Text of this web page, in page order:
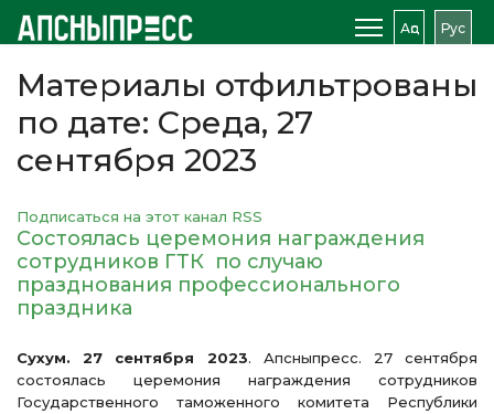
Аԥс Рус
Материалы отфильтрованы
по дате: Среда, 27
сентября 2023
Подписаться на этот канал RSS
Состоялась церемония награждения
сотрудников ГТК по случаю
празднования профессионального
праздника
Сухум. 27 сентября 2023. Апсныпресс. 27 сентября
состоялась церемония награждения сотрудников
Государственного таможенного комитета Республики